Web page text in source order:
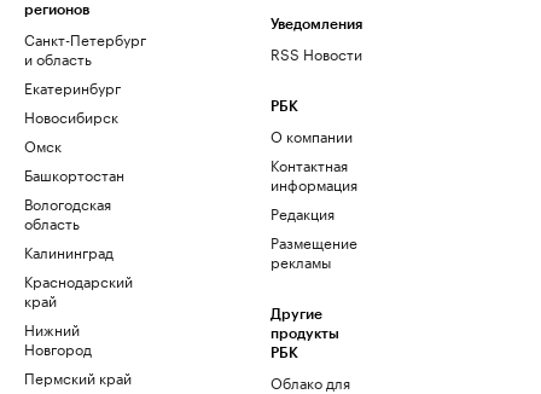
регионов
Санкт-Петербург
и область
Екатеринбург
Новосибирск
Омск
Башкортостан
Вологодская
область
Калининград
Краснодарский
край
Нижний
Новгород
Пермский край
Уведомления
RSS Новости
РБК
О компании
Контактная
информация
Редакция
Размещение
рекламы
Другие
продукты
РБК
Облако для